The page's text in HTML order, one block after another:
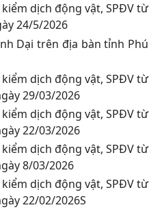
dịch động vật, SPĐV từ
24/5/2026
Dại trên địa bàn tỉnh Phú
dịch động vật, SPĐV từ
29/03/2026
dịch động vật, SPĐV từ
22/03/2026
dịch động vật, SPĐV từ
8/03/2026
dịch động vật, SPĐV từ
22/02/2026S